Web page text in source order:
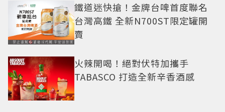
鐵道迷快搶！金牌台啤首度聯名
台灣高鐵 全新N700ST限定罐開
賣
火辣開喝！絕對伏特加攜手
TABASCO 打造全新辛香酒感